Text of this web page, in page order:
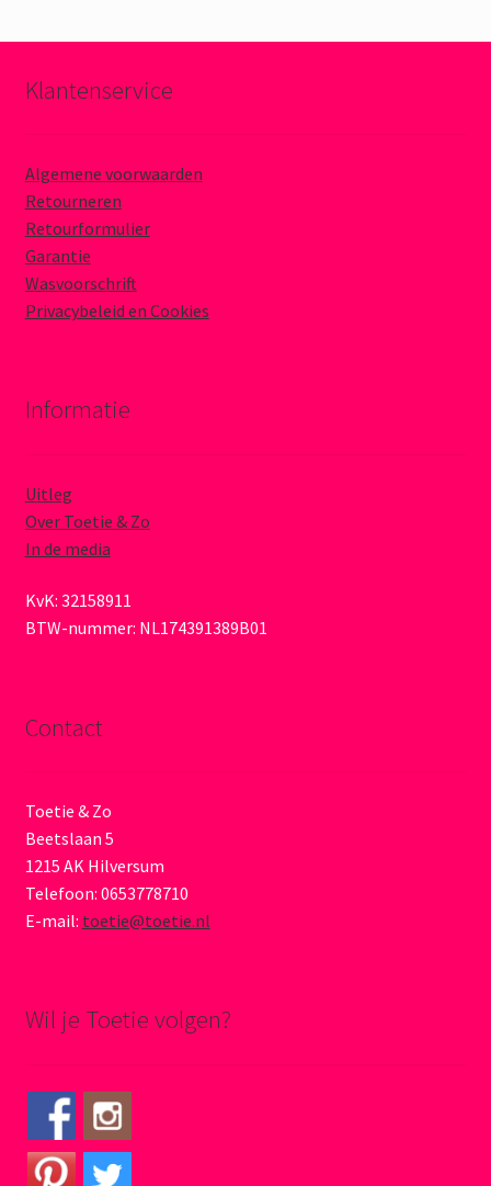
Klantenservice
Algemene voorwaarden
Retourneren
Retourformulier
Garantie
Wasvoorschrift
Privacybeleid en Cookies
Informatie
Uitleg
Over Toetie & Zo
In de media
KvK: 32158911
BTW-nummer: NL174391389B01
Contact
Toetie & Zo
Beetslaan 5
1215 AK Hilversum
Telefoon: 0653778710
E-mail: toetie@toetie.nl
Wil je Toetie volgen?